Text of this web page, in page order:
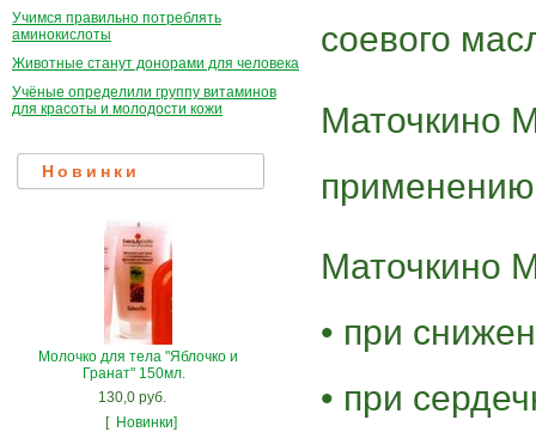
Учимся правильно потреблять
аминокислоты
Животные станут донорами для человека
Учёные определили группу витаминов
для красоты и молодости кожи
Новинки
Молочко для тела "Яблочко и
Гранат" 150мл.
130,0 руб.
[ Новинки]
соевого
Маточкино
Маточкино
• при
• при